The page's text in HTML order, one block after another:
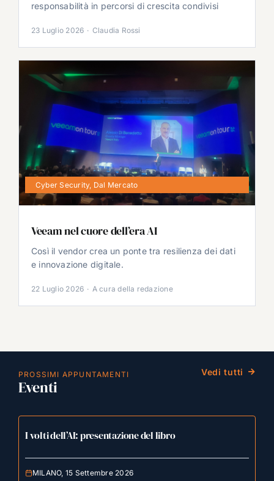
responsabilità in percorsi di crescita condivisi
23 Luglio 2026 · Claudia Rossi
Cyber Security, Dal Mercato
Veeam nel cuore dell’era AI
Così il vendor crea un ponte tra resilienza dei dati
e innovazione digitale.
22 Luglio 2026 · A cura della redazione
PROSSIMI APPUNTAMENTI
Eventi
Vedi tutti
I volti dell’AI: presentazione del libro
MILANO, 15 Settembre 2026